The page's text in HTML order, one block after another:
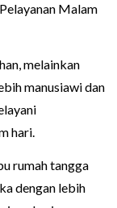
Malam
melainkan
manusiawi dan
hari.
rumah tangga
dengan lebih